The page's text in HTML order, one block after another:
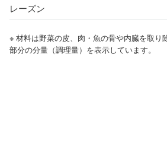
レーズン
※ 材料は野菜の皮、肉・魚の骨や内臓を取り
部分の分量（調理量）を表示しています。